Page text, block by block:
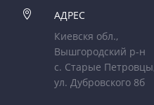

АДРЕС
Киевскя обл.,
Вышгородский р-н
с. Старые
ул. Дубровского 8б